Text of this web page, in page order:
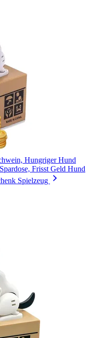
Hungriger Hund
Frisst Geld Hund
Spielzeug